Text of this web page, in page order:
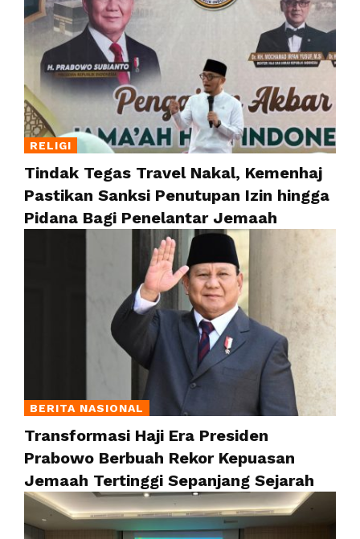
RELIGI
Tindak Tegas Travel Nakal, Kemenhaj
Pastikan Sanksi Penutupan Izin hingga
Pidana Bagi Penelantar Jemaah
BERITA NASIONAL
Transformasi Haji Era Presiden
Prabowo Berbuah Rekor Kepuasan
Jemaah Tertinggi Sepanjang Sejarah